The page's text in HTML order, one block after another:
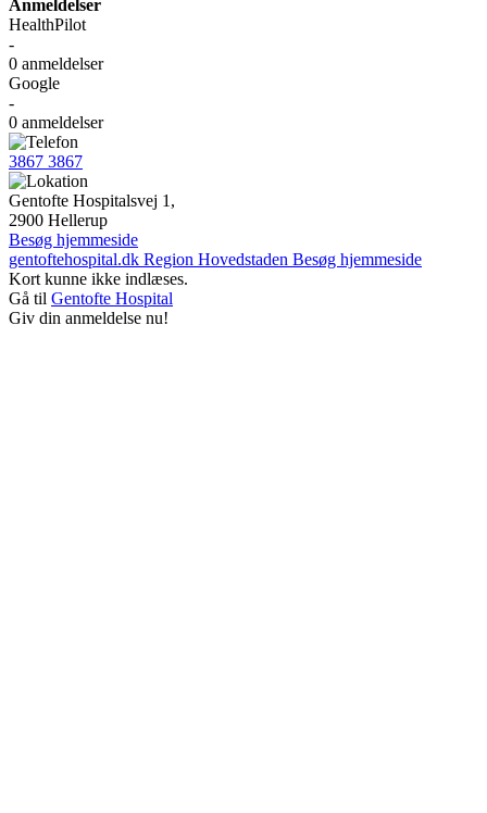
Anmeldelser
HealthPilot
-
0 anmeldelser
Google
-
0 anmeldelser
3867 3867
Gentofte Hospitalsvej 1,
2900 Hellerup
Besøg hjemmeside
gentoftehospital.dk Region Hovedstaden Besøg hjemmeside
Kort kunne ikke indlæses.
Gå til Gentofte Hospital
Giv din anmeldelse nu!